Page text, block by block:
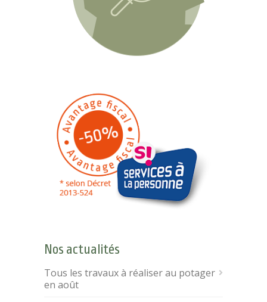
Nos actualités
Tous les travaux à réaliser au potager
en août